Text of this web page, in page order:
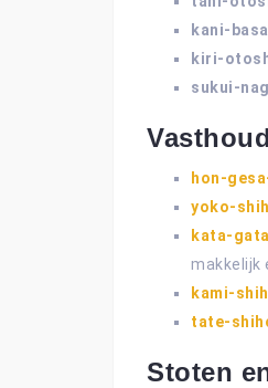
kani-
kiri-
sukui-
hon-
yoko-
kata-
makkelijk
kami-
tate-
Stoten